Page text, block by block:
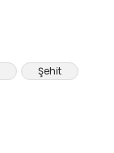
Şehit